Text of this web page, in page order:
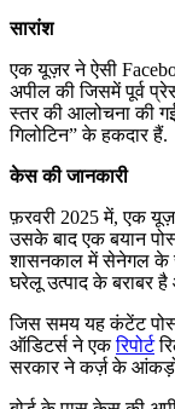
सारांश
एक यूज़र ने ऐसी
अपील की जिसमें पूर्व
स्तर की आलोचना की
गिलोटिन” के हकदार हैं.
केस की जानकारी
फ़रवरी 2025 में, एक
उसके बाद एक बयान
शासनकाल में सेनेगल के
घरेलू उत्पाद के बराबर
जिस समय यह कंटेंट
ऑडिटर्स ने एकरिपोर्ट
सरकार ने कर्ज़ के आंकड़ों